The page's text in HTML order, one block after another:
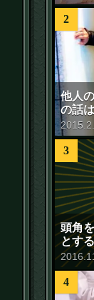
2
他人
の話
2015 2
3
頭角
とす
2016.
4